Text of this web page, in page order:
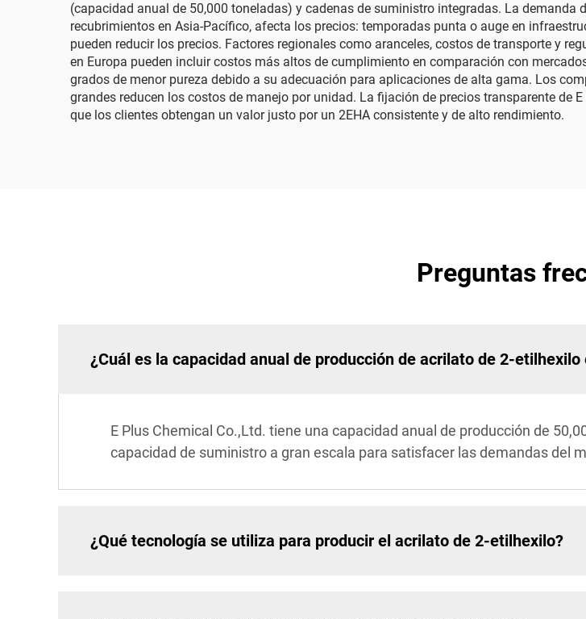
(capacidad anual de 50,000 toneladas) y cadenas de suministro integradas. La demanda
recubrimientos en Asia-Pacífico, afecta los precios: temporadas punta o auge en
pueden reducir los precios. Factores regionales como aranceles, costos de transporte y
en Europa pueden incluir costos más altos de cumplimiento en comparación con
grados de menor pureza debido a su adecuación para aplicaciones de alta gama. Los
grandes reducen los costos de manejo por unidad. La fijación de precios transparente de
que los clientes obtengan un valor justo por un 2EHA consistente y de alto rendimiento.
Preguntas
¿Cuál es la capacidad anual de producción de acrilato de 2-etilhexilo
E Plus Chemical Co.,Ltd. tiene una capacidad anual de producción de
capacidad de suministro a gran escala para satisfacer las demandas del
¿Qué tecnología se utiliza para producir el acrilato de 2-etilhexilo?